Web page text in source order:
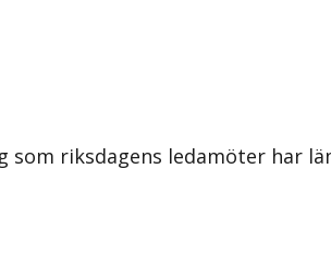
som riksdagens ledamöter har